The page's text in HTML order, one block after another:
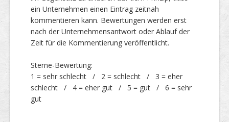
ein Unternehmen einen Eintrag zeitnah
kommentieren kann. Bewertungen werden erst
nach der Unternehmensantwort oder Ablauf der
Zeit für die Kommentierung veröffentlicht.
Sterne-Bewertung:
1 = sehr schlecht / 2 = schlecht / 3 = eher
schlecht / 4 = eher gut / 5 = gut / 6 = sehr
gut